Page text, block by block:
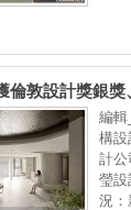
倫敦設計獎銀
50 坪大隱於市
與水」打造沉靜
編輯
構設
計公
瑩設
況：